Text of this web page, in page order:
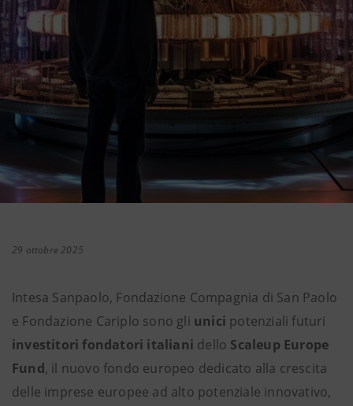
29 ottobre 2025
Intesa Sanpaolo, Fondazione Compagnia di San Paolo
e Fondazione Cariplo sono gli unici potenziali futuri
investitori fondatori italiani dello Scaleup Europe
Fund, il nuovo fondo europeo dedicato alla crescita
delle imprese europee ad alto potenziale innovativo,